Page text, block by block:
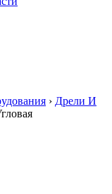
› Дрели И